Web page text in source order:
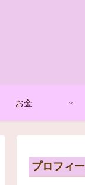
お金
プロフィ